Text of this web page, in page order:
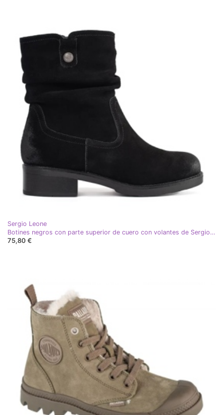
Sergio Leone
Botines negros con parte superior de cuero con volantes de Sergio Leone
75,80 €